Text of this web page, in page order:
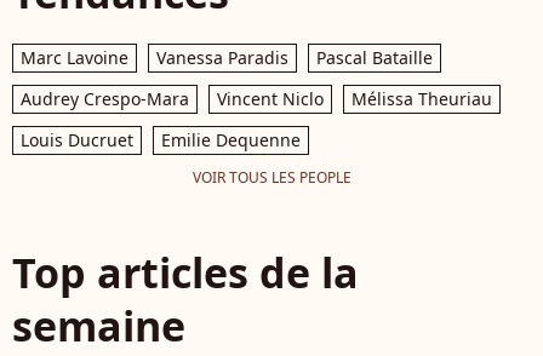
Marc Lavoine Vanessa Paradis
Pascal Bataille
Audrey Crespo-Mara
Vincent Niclo
Mélissa Theuriau
Louis Ducruet
Emilie Dequenne
VOIR TOUS LES PEOPLE
Top articles de la
semaine